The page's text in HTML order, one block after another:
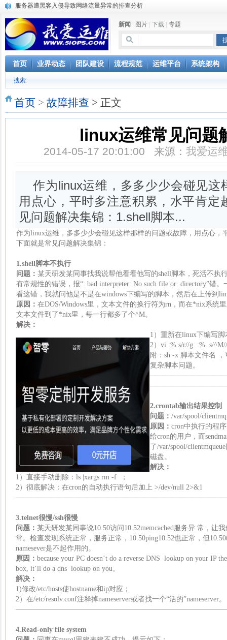
服务器遭黑客入侵导致网络流量异常的排查分析
复杂网络架构导致的诡异网络问题排查分享
Percona Playback 0.3 development release
使用jmx client监控activemq
Hive查询OOM分析
浅解Facebook的服务器架构
一淘网后面的技术与架构
实现多个无线AP桥接，扩大家庭WIFI覆盖
云计算平台管理的三大利器Nagios、Ganglia和Splunk
新闻 图片 下载 专题
首页 业界动态 团队建设 流程规范 运维平台 系统架构
搜索
首页 > 故障排查 > 正文
linux运维常见问题
2014-05-17 20:01:00 来源： 我爱运
作为linux运维，多多少少会碰见这
用点心，平时多注意积累，水平肯定
见问题解决集锦：1.shell脚本...
作为linux运维，多多少少会碰见这样那样的问题或故障，用点心，
下面就是常见问题解决集锦：
1.shell脚本不执行
问题： 某天研发某同事找我说帮他看看他写的shell脚本，死活不执
有常规性的错误，报“: bad interpreter: No such file or directory”错。
看这错，我就问他是不是在windows下编写的脚本，然后在上传到
原因： 在DOS/Windows里，文本文件的换行符为rn，而在*nix系统
文本文件到了*nix里，每一行都多了个^M。
解决：
1）重新在linux下编写脚
2）vi :% s/r//g :% s/
附：sh -x 脚本文件名
复杂脚本问题。
2.crontab输出结果控制
问题： /var/spool/
原因： cron中执行的程
给cron的用户，而
了/var/spool/
磁盘。
解决：
1）直接手动删除：ls |xargs rm -f ；
2）彻底解决：在cron的自动执行语句后加上 >/dev/null 2>&1
3.telnet很慢/ssh很慢
问题： 某天研发某同事说10.50访问10.52memcached服务异 常，让
常。检查发现系统正常，服务正常，10.50ping10.52也正常，但
namesever是不起作用的。
原因： because your PC doesn’t do a reverse DNS lookup on your IP
box, it’ll do a dns lookup on you。
解决：
1)修改/etc/hosts使hostname和ip对应；
2）在/etc/resolv.conf注释掉nameserver或者找一个“活的”nameserver。
4.Read-only file system